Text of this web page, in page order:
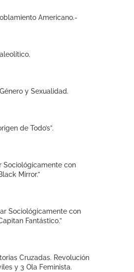
Americano.-
y Sexualidad.
de Todo’s”.
Sociológicamente con
Mirror.”
Sociológicamente con
Fantástico.”
Cruzadas. Revolución
y 3 Ola Feminista.